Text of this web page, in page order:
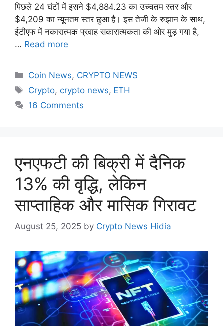
पिछले 24 घंटों में इसने $4,884.23 का उच्चतम स्तर और
$4,209 का न्यूनतम स्तर छुआ है। इस तेजी के रुझान के साथ,
ईटीएफ में नकारात्मक प्रवाह सकारात्मकता की ओर मुड़ गया है,
… Read more
Categories
Coin News, CRYPTO NEWS
Tags
Crypto, crypto news, ETH
16 Comments
एनएफटी की बिक्री में दैनिक
13% की वृद्धि, लेकिन
साप्ताहिक और मासिक गिरावट
August 25, 2025 by Crypto News Hidia